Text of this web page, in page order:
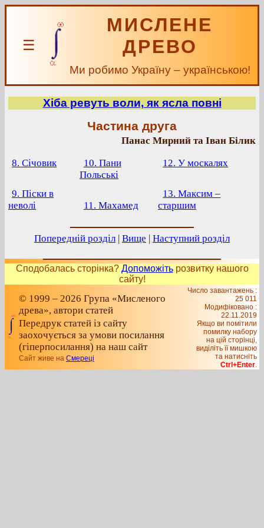
☰
МИСЛЕНЕ
ДРЕВО
Ми робимо Україну – українською!
Хіба ревуть воли, як ясла повні
Частина друга
Панас Мирний та Іван Білик
8. Січовик
9. Піски в
неволі
10. Пани
Польські
11. Махамед
12. У москалях
13. Максим –
старшим
Попередній розділ | Вище | Наступний розділ
Сподобалась сторінка? Допоможітьрозвитку нашого
сайту!
© 1999 – 2026 Група «Мисленого
древа», автори статей
Передрук статей із сайту
заохочується за умови посилання
(гіперпосилання) на наш сайт
Сайт живе на Смереці
Число завантажень :
25 011
Модифіковано :
22.11.2019
Якщо ви помітили
помилку набору
на цiй сторiнцi,
видiлiть її мишкою
та натисніть
Ctrl+Enter.